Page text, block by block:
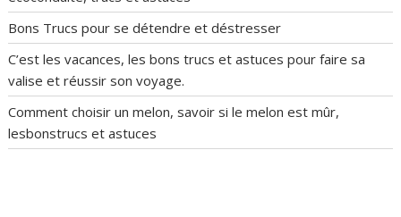
Bons Trucs pour se détendre et déstresser
C’est les vacances, les bons trucs et astuces pour faire sa
valise et réussir son voyage.
Comment choisir un melon, savoir si le melon est mûr,
lesbonstrucs et astuces